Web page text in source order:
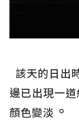
該天的日出
邊已出現一
顏色變淡 。